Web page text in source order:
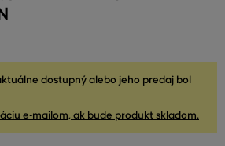
dostupný alebo jeho predaj bol
e-mailom, ak bude produkt skladom.